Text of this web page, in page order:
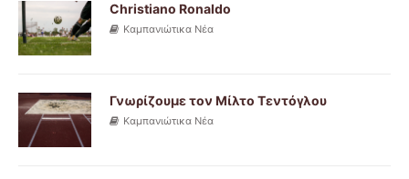
Christiano Ronaldo
Καμπανιώτικα Νέα
Γνωρίζουμε τον Μίλτο Τεντόγλου
Καμπανιώτικα Νέα